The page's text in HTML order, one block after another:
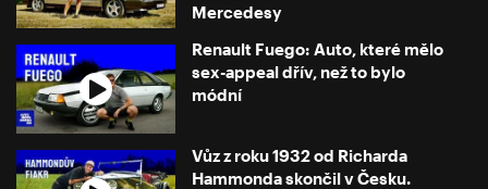
Mercedesy
Renault Fuego: Auto, které mělo
sex-appeal dřív, než to bylo
módní
Vůz z roku 1932 od Richarda
Hammonda skončil v Česku.